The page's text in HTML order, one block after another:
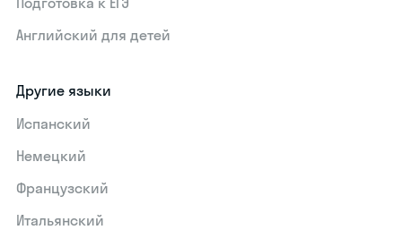
Английский для детей
Другие языки
Испанский
Немецкий
Французский
Итальянский